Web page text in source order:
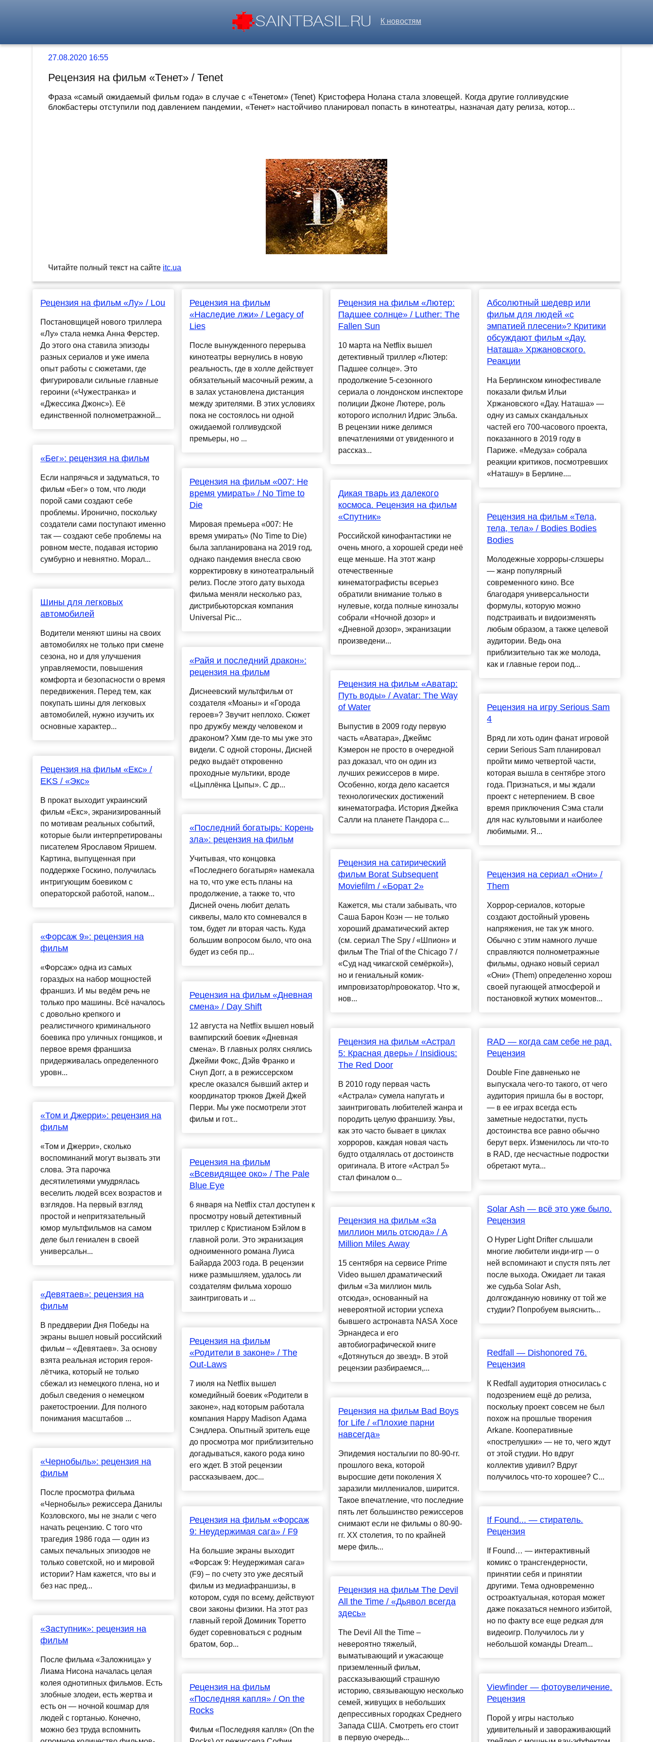
К новостям
27.08.2020 16:55
Рецензия на фильм «Тенет» / Tenet
Фраза «самый ожидаемый фильм года» в случае с «Тенетом» (Tenet) Кристофера Нолана стала зловещей. Когда другие голливудские
блокбастеры отступили под давлением пандемии, «Тенет» настойчиво планировал попасть в кинотеатры, назначая дату релиза, котор...
Читайте полный текст на сайте itc.ua
Рецензия на фильм «Лу» / Lou
Постановщицей нового триллера
«Лу» стала немка Анна Ферстер.
До этого она ставила эпизоды
разных сериалов и уже имела
опыт работы с сюжетами, где
фигурировали сильные главные
героини («Чужестранка» и
«Джессика Джонс»). Её
единственной полнометражной...
«Бег»: рецензия на фильм
Если напрячься и задуматься, то
фильм «Бег» о том, что люди
порой сами создают себе
проблемы. Иронично, поскольку
создатели сами поступают именно
так — создают себе проблемы на
ровном месте, подавая историю
сумбурно и невнятно. Морал...
Шины для легковых
автомобилей
Водители меняют шины на своих
автомобилях не только при смене
сезона, но и для улучшения
управляемости, повышения
комфорта и безопасности о время
передвижения. Перед тем, как
покупать шины для легковых
автомобилей, нужно изучить их
основные характер...
Рецензия на фильм «Екс» /
EKS / «Экс»
В прокат выходит украинский
фильм «Екс», экранизированный
по мотивам реальных событий,
которые были интерпретированы
писателем Ярославом Яришем.
Картина, выпущенная при
поддержке Госкино, получилась
интригующим боевиком с
операторской работой, напом...
«Форсаж 9»: рецензия на
фильм
«Форсаж» одна из самых
гораздых на набор мощностей
франшиз. И мы ведём речь не
только про машины. Всё началось
с довольно крепкого и
реалистичного криминального
боевика про уличных гонщиков, и
первое время франшиза
придерживалась определенного
уровн...
«Том и Джерри»: рецензия на
фильм
«Том и Джерри», сколько
воспоминаний могут вызвать эти
слова. Эта парочка
десятилетиями умудрялась
веселить людей всех возрастов и
взглядов. На первый взгляд
простой и непритязательный
юмор мультфильмов на самом
деле был гениален в своей
универсальн...
«Девятаев»: рецензия на
фильм
В преддверии Дня Победы на
экраны вышел новый российский
фильм – «Девятаев». За основу
взята реальная история героя-
лётчика, который не только
сбежал из немецкого плена, но и
добыл сведения о немецком
ракетостроении. Для полного
понимания масштабов ...
«Чернобыль»: рецензия на
фильм
После просмотра фильма
«Чернобыль» режиссера Данилы
Козловского, мы не знали с чего
начать рецензию. С того что
трагедия 1986 года — один из
самых печальных эпизодов не
только советской, но и мировой
истории? Нам кажется, что вы и
без нас пред...
«Заступник»: рецензия на
фильм
После фильма «Заложница» у
Лиама Нисона началась целая
колея однотипных фильмов. Есть
злобные злодеи, есть жертва и
есть он — ночной кошмар для
людей с гортанью. Конечно,
можно без труда вспомнить
Рецензия на фильм
«Наследие лжи» / Legacy of
Lies
После вынужденного перерыва
кинотеатры вернулись в новую
реальность, где в холле действует
обязательный масочный режим, а
в залах установлена дистанция
между зрителями. В этих условиях
пока не состоялось ни одной
ожидаемой голливудской
премьеры, но ...
Рецензия на фильм «007: Не
время умирать» / No Time to
Die
Мировая премьера «007: Не
время умирать» (No Time to Die)
была запланирована на 2019 год,
однако пандемия внесла свою
корректировку в кинотеатральный
релиз. После этого дату выхода
фильма меняли несколько раз,
дистрибьюторская компания
Universal Pic...
«Райя и последний дракон»:
рецензия на фильм
Диснеевский мультфильм от
создателя «Моаны» и «Города
героев»? Звучит неплохо. Сюжет
про дружбу между человеком и
драконом? Хмм где-то мы уже это
видели. С одной стороны, Дисней
редко выдаёт откровенно
проходные мультики, вроде
«Цыплёнка Цыпы». С др...
«Последний богатырь: Корень
зла»: рецензия на фильм
Учитывая, что концовка
«Последнего богатыря» намекала
на то, что уже есть планы на
продолжение, а также то, что
Дисней очень любит делать
сиквелы, мало кто сомневался в
том, будет ли вторая часть. Куда
большим вопросом было, что она
будет из себя пр...
Рецензия на фильм «Дневная
смена» / Day Shift
12 августа на Netflix вышел новый
вампирский боевик «Дневная
смена». В главных ролях снялись
Джейми Фокс, Дэйв Франко и
Снуп Догг, а в режиссерском
кресле оказался бывший актер и
координатор трюков Джей Джей
Перри. Мы уже посмотрели этот
фильм и гот...
Рецензия на фильм
«Всевидящее око» / The Pale
Blue Eye
6 января на Netflix стал доступен к
просмотру новый детективный
триллер с Кристианом Бэйлом в
главной роли. Это экранизация
одноименного романа Луиса
Байарда 2003 года. В рецензии
ниже размышляем, удалось ли
создателям фильма хорошо
заинтриговать и ...
Рецензия на фильм
«Родители в законе» / The
Out-Laws
7 июля на Netflix вышел
комедийный боевик «Родители в
законе», над которым работала
компания Happy Madison Адама
Сэндлера. Опытный зритель еще
до просмотра мог приблизительно
догадываться, какого рода кино
его ждет. В этой рецензии
рассказываем, дос...
Рецензия на фильм «Форсаж
9: Неудержимая сага» / F9
На большие экраны выходит
«Форсаж 9: Неудержимая сага»
(F9) – по счету это уже десятый
фильм из медиафраншизы, в
котором, судя по всему, действуют
свои законы физики. На этот раз
главный герой Доминик Торетто
будет соревноваться с родным
братом, бор...
Рецензия на фильм
«Последняя капля» / On the
Rocks
Фильм «Последняя капля» (On the
Рецензия на фильм «Лютер:
Падшее солнце» / Luther: The
Fallen Sun
10 марта на Netflix вышел
детективный триллер «Лютер:
Падшее солнце». Это
продолжение 5-сезонного
сериала о лондонском инспекторе
полиции Джоне Лютере, роль
которого исполнил Идрис Эльба.
В рецензии ниже делимся
впечатлениями от увиденного и
рассказ...
Дикая тварь из далекого
космоса. Рецензия на фильм
«Спутник»
Российской кинофантастики не
очень много, а хорошей среди неё
еще меньше. На этот жанр
отечественные
кинематографисты всерьез
обратили внимание только в
нулевые, когда полные кинозалы
собрали «Ночной дозор» и
«Дневной дозор», экранизации
произведени...
Рецензия на фильм «Аватар:
Путь воды» / Avatar: The Way
of Water
Выпустив в 2009 году первую
часть «Аватара», Джеймс
Кэмерон не просто в очередной
раз доказал, что он один из
лучших режиссеров в мире.
Особенно, когда дело касается
технологических достижений
кинематографа. История Джейка
Салли на планете Пандора с...
Рецензия на сатирический
фильм Borat Subsequent
Moviefilm / «Борат 2»
Кажется, мы стали забывать, что
Саша Барон Коэн — не только
хороший драматический актер
(см. сериал The Spy / «Шпион» и
фильм The Trial of the Chicago 7 /
«Суд над чикагской семёркой»),
но и гениальный комик-
импровизатор/провокатор. Что ж,
нов...
Рецензия на фильм «Астрал
5: Красная дверь» / Insidious:
The Red Door
В 2010 году первая часть
«Астрала» сумела напугать и
заинтриговать любителей жанра и
породить целую франшизу. Увы,
как это часто бывает в циклах
хорроров, каждая новая часть
будто отдалялась от достоинств
оригинала. В итоге «Астрал 5»
стал финалом о...
Рецензия на фильм «За
миллион миль отсюда» / A
Million Miles Away
15 сентября на сервисе Prime
Video вышел драматический
фильм «За миллион миль
отсюда», основанный на
невероятной истории успеха
бывшего астронавта NASA Хосе
Эрнандеса и его
автобиографической книге
«Дотянуться до звезд». В этой
рецензии разбираемся,...
Рецензия на фильм Bad Boys
for Life / «Плохие парни
навсегда»
Эпидемия ностальгии по 80-90-гг.
прошлого века, которой
выросшие дети поколения X
заразили миллениалов, ширится.
Такое впечатление, что последние
пять лет большинство режиссеров
снимают если не фильмы о 80-90-
гг. XX столетия, то по крайней
мере филь...
Рецензия на фильм The Devil
All the Time / «Дьявол всегда
здесь»
The Devil All the Time –
невероятно тяжелый,
выматывающий и ужасающе
приземленный фильм,
рассказывающий страшную
историю, связывающую несколько
семей, живущих в небольших
депрессивных городках Среднего
Запада США. Смотреть его стоит
в первую очередь...
Абсолютный шедевр или
фильм для людей «с
эмпатией плесени»? Критики
обсуждают фильм «Дау.
Наташа» Хржановского.
Реакции
На Берлинском кинофестивале
показали фильм Ильи
Хржановского «Дау. Наташа» —
одну из самых скандальных
частей его 700-часового проекта,
показанного в 2019 году в
Париже. «Медуза» собрала
реакции критиков, посмотревших
«Наташу» в Берлине....
Рецензия на фильм «Тела,
тела, тела» / Bodies Bodies
Bodies
Молодежные хорроры-слэшеры
— жанр популярный
современного кино. Все
благодаря универсальности
формулы, которую можно
подстраивать и видоизменять
любым образом, а также целевой
аудитории. Ведь она
приблизительно так же молода,
как и главные герои под...
Рецензия на игру Serious Sam
4
Вряд ли хоть один фанат игровой
серии Serious Sam планировал
пройти мимо четвертой части,
которая вышла в сентябре этого
года. Признаться, и мы ждали
проект с нетерпением. В свое
время приключения Сэма стали
для нас культовыми и наиболее
любимыми. Я...
Рецензия на сериал «Они» /
Them
Хоррор-сериалов, которые
создают достойный уровень
напряжения, не так уж много.
Обычно с этим намного лучше
справляются полнометражные
фильмы, однако новый сериал
«Они» (Them) определенно хорош
своей пугающей атмосферой и
постановкой жутких моментов...
RAD — когда сам себе не рад.
Рецензия
Double Fine давненько не
выпускала чего-то такого, от чего
аудитория пришла бы в восторг,
— в ее играх всегда есть
заметные недостатки, пусть
достоинства все равно обычно
берут верх. Изменилось ли что-то
в RAD, где несчастные подростки
обретают мута...
Solar Ash — всё это уже было.
Рецензия
О Hyper Light Drifter слышали
многие любители инди-игр — о
ней вспоминают и спустя пять лет
после выхода. Ожидает ли такая
же судьба Solar Ash,
долгожданную новинку от той же
студии? Попробуем выяснить...
Redfall — Dishonored 76.
Рецензия
К Redfall аудитория относилась с
подозрением ещё до релиза,
поскольку проект совсем не был
похож на прошлые творения
Arkane. Кооперативные
«пострелушки» — не то, чего ждут
от этой студии. Но вдруг
коллектив удивил? Вдруг
получилось что-то хорошее? С...
If Found... — стиратель.
Рецензия
If Found… — интерактивный
комикс о трансгендерности,
принятии себя и принятии
другими. Тема одновременно
остроактуальная, которая может
даже показаться немного избитой,
но по факту все еще редкая для
видеоигр. Получилось ли у
небольшой команды Dream...
Viewfinder — фотоувеличение.
Рецензия
Порой у игры настолько
удивительный и завораживающий